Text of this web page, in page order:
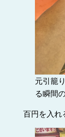
元引籠
る瞬間
百円を入れ